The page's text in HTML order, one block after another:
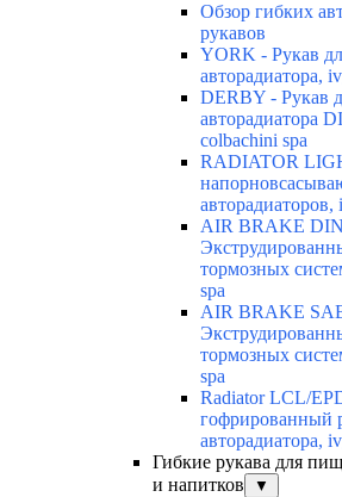
Обзор гибких
рукавов
YORK - Рукав
авторадиатора,
DERBY - Рукав
авторадиатора
colbachini spa
RADIATOR
AIR BRAKE
тормозных
spa
AIR BRAKE
тормозных
spa
Radiator LCL/
гофрированный
авторадиатора,
Гибкие рукава для
и напитков
▼